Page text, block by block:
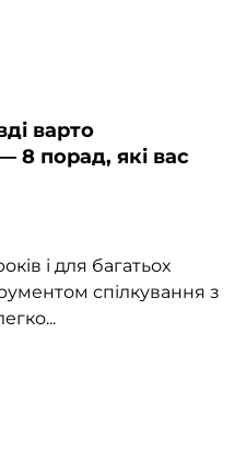
варто
8 порад, які вас
і для багатьох
спілкування з